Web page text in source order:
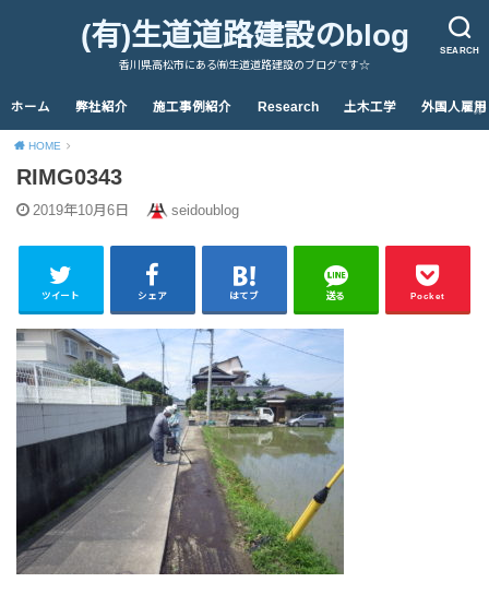
SEARCH
(有)生道道路建設のblog
香川県高松市にある㈲生道道路建設のブログです☆
ホーム 弊社紹介 施工事例紹介 Research 土木工学 外国人雇用
HOME
RIMG0343
2019年10月6日 seidoublog
ツイート シェア はてブ 送る Pocket